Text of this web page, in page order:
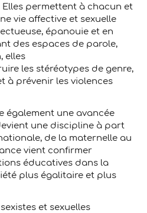
permettent à chacun et
vie affective et sexuelle
épanouie et en
des espaces de parole,
elles
les stéréotypes de genre,
à prévenir les violences
également une avancée
une discipline à part
de la maternelle au
vient confirmer
éducatives dans la
plus égalitaire et plus
et sexuelles